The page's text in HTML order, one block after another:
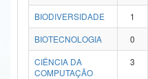
Advocacia-Geral da União
Banco Central do Brasil
BIODIVERSIDADE 1
BIOTECNOLOGIA
0
CIÊNCIA DA
COMPUTAÇÃO
3